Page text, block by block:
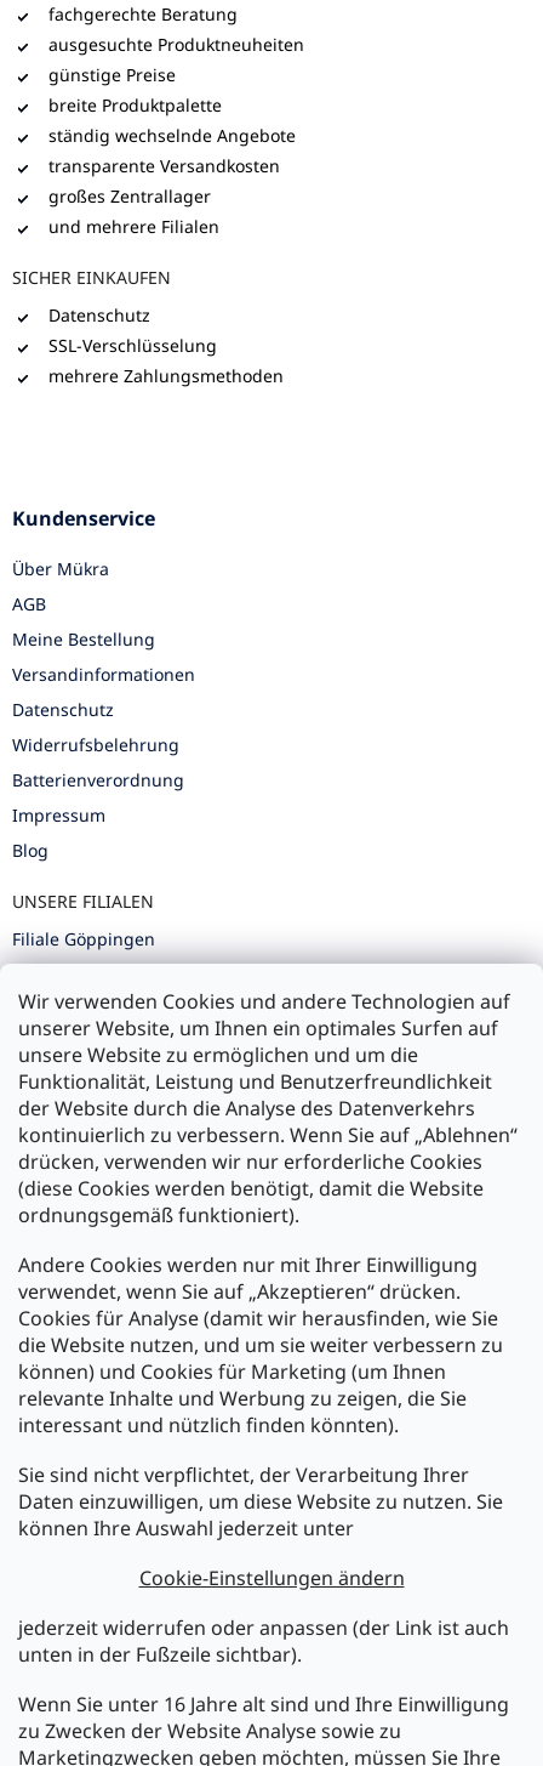
Wir verwenden Cookies und andere Technologien auf
unserer Website, um Ihnen ein optimales Surfen auf
unsere Website zu ermöglichen und um die
Funktionalität, Leistung und Benutzerfreundlichkeit
der Website durch die Analyse des Datenverkehrs
kontinuierlich zu verbessern. Wenn Sie auf „Ablehnen“
drücken, verwenden wir nur erforderliche Cookies
(diese Cookies werden benötigt, damit die Website
ordnungsgemäß funktioniert).
Andere Cookies werden nur mit Ihrer Einwilligung
verwendet, wenn Sie auf „Akzeptieren“ drücken.
Cookies für Analyse (damit wir herausfinden, wie Sie
die Website nutzen, und um sie weiter verbessern zu
können) und Cookies für Marketing (um Ihnen
relevante Inhalte und Werbung zu zeigen, die Sie
interessant und nützlich finden könnten).
Sie sind nicht verpflichtet, der Verarbeitung Ihrer
Daten einzuwilligen, um diese Website zu nutzen. Sie
können Ihre Auswahl jederzeit unter
Cookie-Einstellungen ändern
jederzeit widerrufen oder anpassen (der Link ist auch
unten in der Fußzeile sichtbar).
Wenn Sie unter 16 Jahre alt sind und Ihre Einwilligung
zu Zwecken der Website Analyse sowie zu
Marketingzwecken geben möchten, müssen Sie Ihre
fachgerechte Beratung
ausgesuchte Produktneuheiten
günstige Preise
breite Produktpalette
ständig wechselnde Angebote
transparente Versandkosten
großes Zentrallager
und mehrere Filialen
SICHER EINKAUFEN
Datenschutz
SSL-Verschlüsselung
mehrere Zahlungsmethoden
Kundenservice
Über Mükra
AGB
Meine Bestellung
Versandinformationen
Datenschutz
Widerrufsbelehrung
Batterienverordnung
Impressum
Blog
UNSERE FILIALEN
Filiale Göppingen
Filiale Ulm
Zahlung und Versand
Versand mit:
Zahlarten:
Newsletter abonnieren
Legen Sie Ihre E-Mail ein und wir werden Ihnen Informationen
über neue Produkte in unserem E-Shop zusenden.
E-Mail
Melden Sie sich jetzt für den mükra Newsletter an,
kostenlos und jederzeit kündbar! Mit der Anmeldung zum
Newsletter bestätigen Sie Ihr Einverständnis mit der
Datenschutzerklärung.